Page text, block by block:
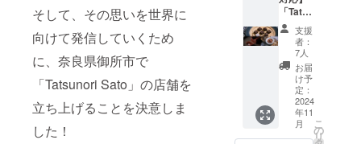
そして、その思いを世界に
向けて発信していくため
に、奈良県御所市で
「Tatsunori Sato」の店舗を
立ち上げることを決意しま
した！
より14
日以上
お日持
ちする
商品を
お届け
いたし
ます。
・保存
方法：
直射日
リター
ンにご
支援く
ださっ
た方々
の 企業
名（個
人名）
を掲載
させて
「Tatsu
nori
Sato」
のショ
コラ商
品３点
セット
＜B＞
（内
容）
①〝La
支援
者：
7人
お届
け予
定：
2024
年11
月
こ
の
リ